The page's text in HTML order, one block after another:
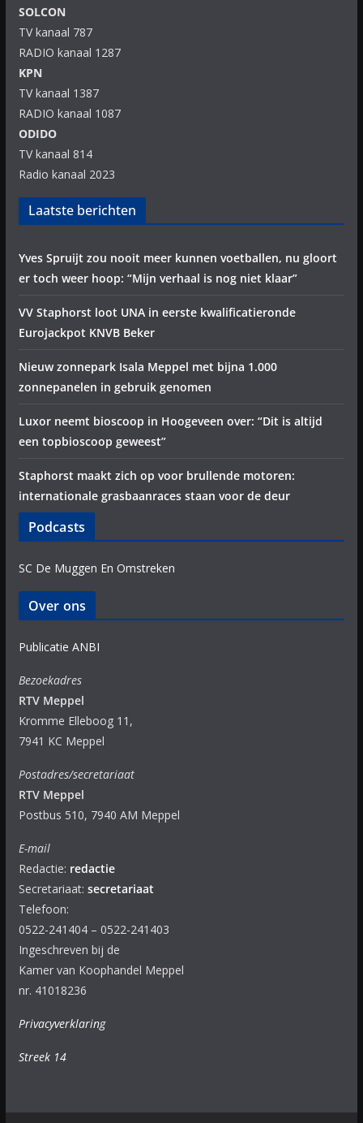
SOLCON
TV kanaal 787
RADIO kanaal 1287
KPN
TV kanaal 1387
RADIO kanaal 1087
ODIDO
TV kanaal 814
Radio kanaal 2023
Laatste berichten
Yves Spruijt zou nooit meer kunnen voetballen, nu gloort
er toch weer hoop: “Mijn verhaal is nog niet klaar”
VV Staphorst loot UNA in eerste kwalificatieronde
Eurojackpot KNVB Beker
Nieuw zonnepark Isala Meppel met bijna 1.000
zonnepanelen in gebruik genomen
Luxor neemt bioscoop in Hoogeveen over: “Dit is altijd
een topbioscoop geweest”
Staphorst maakt zich op voor brullende motoren:
internationale grasbaanraces staan voor de deur
Podcasts
SC De Muggen En Omstreken
Over ons
Publicatie ANBI
Bezoekadres
RTV Meppel
Kromme Elleboog 11,
7941 KC Meppel
Postadres/secretariaat
RTV Meppel
Postbus 510, 7940 AM Meppel
E-mail
Redactie: redactie
Secretariaat: secretariaat
Telefoon:
0522-241404 – 0522-241403
Ingeschreven bij de
Kamer van Koophandel Meppel
nr. 41018236
Privacyverklaring
Streek 14